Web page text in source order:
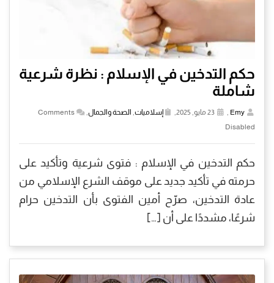
حكم التدخين في الإسلام : نظرة شرعية
شاملة
Emy
, إسلاميات, الصحة والجمال,
Comments
Disabled
حكم التدخين في الإسلام : فتوى شرعية وتأكيد على
حرمته في تأكيد جديد على موقف الشرع الإسلامي من
عادة التدخين، صرّح أمين الفتوى بأن التدخين حرام
شرعًا، مشددًا على أن […]